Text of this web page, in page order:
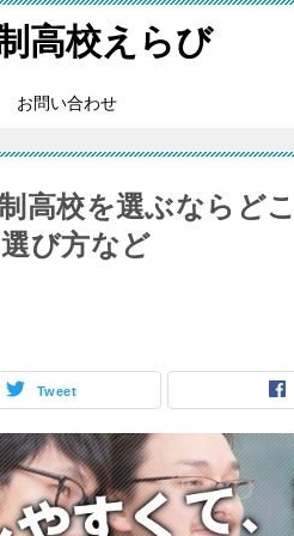
高校えらび
お問い合わせ
高校を選ぶならど
び方など
Tweet